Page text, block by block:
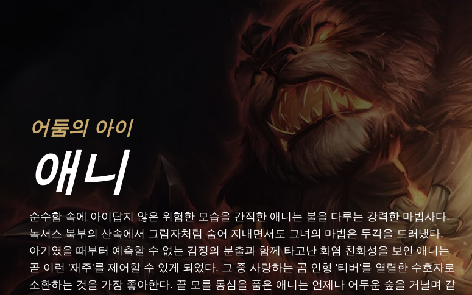
어둠의 아이
애니
순수함 속에 아이답지 않은 위험한 모습을 간직한 애니는 불을 다루는 강력한 마법사다.
녹서스 북부의 산속에서 그림자처럼 숨어 지내면서도 그녀의 마법은 두각을 드러냈다.
아기였을 때부터 예측할 수 없는 감정의 분출과 함께 타고난 화염 친화성을 보인 애니는
곧 이런 '재주'를 제어할 수 있게 되었다. 그 중 사랑하는 곰 인형 '티버'를 열렬한 수호자로
소환하는 것을 가장 좋아한다. 끝 모를 동심을 품은 애니는 언제나 어두운 숲을 거닐며 같